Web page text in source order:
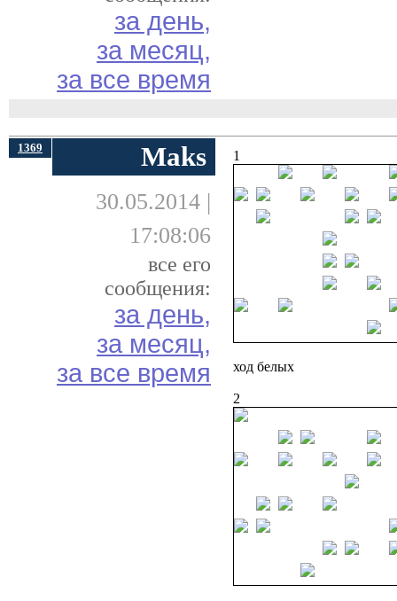
за день,
за месяц,
за все время
1369 Maks
30.05.2014 |
17:08:06
все его
сообщения:
за день,
за месяц,
за все время
1
ход белых
2